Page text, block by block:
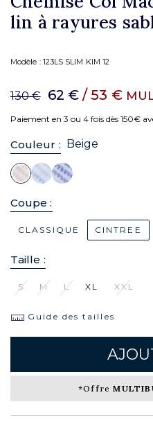
lin à rayures
Modèle : 123LS SLIM KIM 12
130 € 62 € / 53 €
Paiement en 3 ou 4 fois dès 150€
Couleur : Beige
Coupe :
CLASSIQUE CINTREE
Taille :
S M L XL XXL
Guide des tailles
*Offre